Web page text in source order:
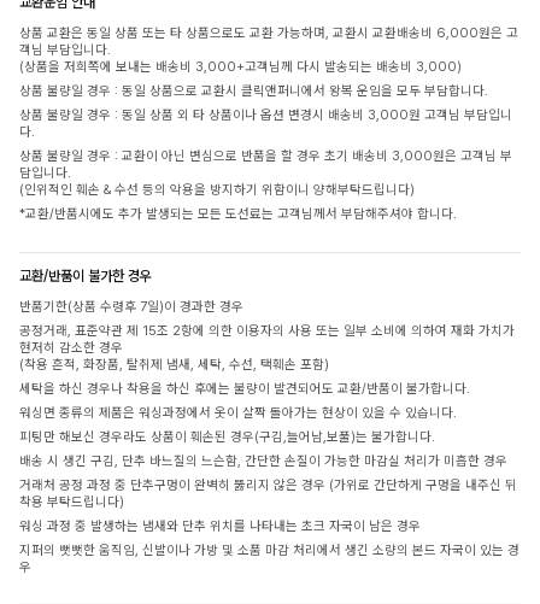
상품 교환은 동일 상품 또는 타 상품으로도 교환 가능하며, 교환시 교환배송비 6,000원은 고
객님 부담입니다.
(상품을 저희쪽에 보내는 배송비 3,000+고객님께 다시 발송되는 배송비 3,000)
상품 불량일 경우 : 동일 상품으로 교환시 클릭앤퍼니에서 왕복 운임을 모두 부담합니다.
상품 불량일 경우 : 동일 상품 외 타 상품이나 옵션 변경시 배송비 3,000원 고객님 부담입니
다.
상품 불량일 경우 : 교환이 아닌 변심으로 반품을 할 경우 초기 배송비 3,000원은 고객님 부
담입니다.
(인위적인 훼손 & 수선 등의 악용을 방지하기 위함이니 양해부탁드립니다)
*교환/반품시에도 추가 발생되는 모든 도선료는 고객님께서 부담해주셔야 합니다.
교환/반품이 불가한 경우
반품기한(상품 수령후 7일)이 경과한 경우
공정거래, 표준약관 제 15조 2항에 의한 이용자의 사용 또는 일부 소비에 의하여 재화 가치가
현저히 감소한 경우
(착용 흔적, 화장품, 탈취제 냄새, 세탁, 수선, 택훼손 포함)
세탁을 하신 경우나 착용을 하신 후에는 불량이 발견되어도 교환/반품이 불가합니다.
워싱면 종류의 제품은 워싱과정에서 옷이 살짝 돌아가는 현상이 있을 수 있습니다.
피팅만 해보신 경우라도 상품이 훼손된 경우(구김,늘어남,보풀)는 불가합니다.
배송 시 생긴 구김, 단추 바느질의 느슨함, 간단한 손질이 가능한 마감실 처리가 미흡한 경우
거래처 공정 과정 중 단추구멍이 완벽히 뚫리지 않은 경우 (가위로 간단하게 구멍을 내주신 뒤
착용 부탁드립니다)
워싱 과정 중 발생하는 냄새와 단추 위치를 나타내는 초크 자국이 남은 경우
지퍼의 뻣뻣한 움직임, 신발이나 가방 및 소품 마감 처리에서 생긴 소량의 본드 자국이 있는 경
우